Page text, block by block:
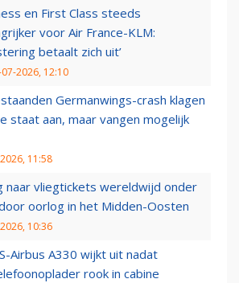
en First Class steeds
voor Air France-KLM:
betaalt zich uit’
2026, 12:10
Germanwings-crash klagen
staat aan, maar vangen mogelijk
11:58
naar vliegtickets wereldwijd onder
oorlog in het Midden-Oosten
10:36
Airbus A330 wijkt uit nadat
rook in cabine